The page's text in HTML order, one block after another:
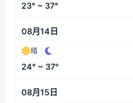
23° ~ 37°
08月14日
晴
24° ~ 37°
08月15日